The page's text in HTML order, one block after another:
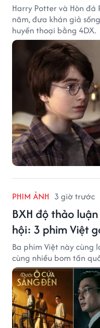
Harry Potter và Hòn
năm, đưa khán giả
huyền thoại bằng 4DX.
PHIM ẢNH 3 giờ trước
BXH độ thảo
hội: 3 phim Việt
Ba phim Việt này cùng
cùng nhiều bom tấn